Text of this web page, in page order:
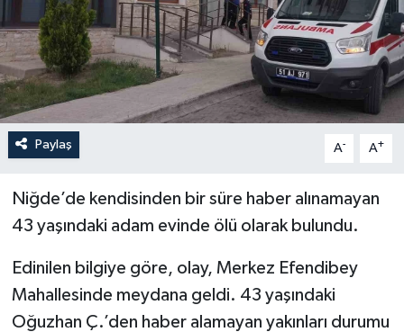
Paylaş A- A+
Niğde’de kendisinden bir süre haber alınamayan
43 yaşındaki adam evinde ölü olarak bulundu.
Edinilen bilgiye göre, olay, Merkez Efendibey
Mahallesinde meydana geldi. 43 yaşındaki
Oğuzhan Ç.’den haber alamayan yakınları durumu